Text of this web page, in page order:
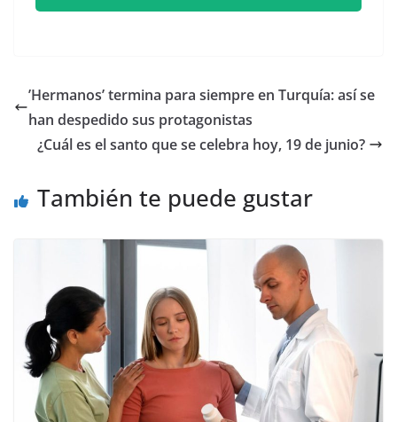
​’Hermanos’ termina para siempre en Turquía: así se
han despedido sus protagonistas
​¿Cuál es el santo que se celebra hoy, 19 de junio?
También te puede gustar